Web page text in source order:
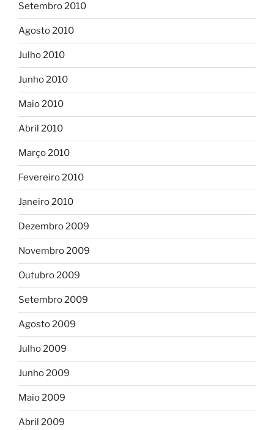
Setembro 2010
Agosto 2010
Julho 2010
Junho 2010
Maio 2010
Abril 2010
Março 2010
Fevereiro 2010
Janeiro 2010
Dezembro 2009
Novembro 2009
Outubro 2009
Setembro 2009
Agosto 2009
Julho 2009
Junho 2009
Maio 2009
Abril 2009